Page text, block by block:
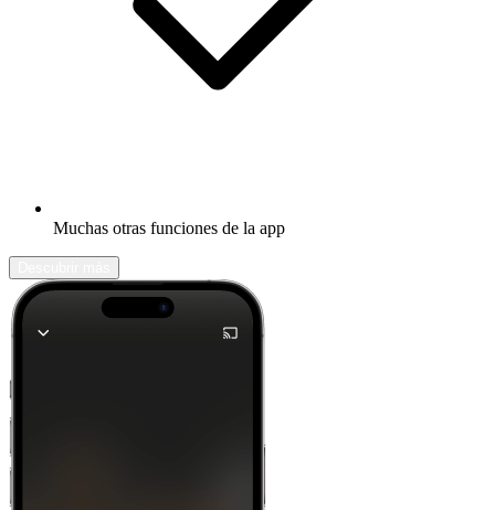
Muchas otras funciones de la app